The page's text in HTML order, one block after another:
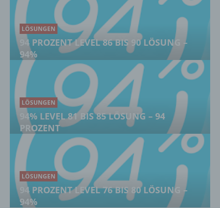
LÖSUNGEN
94 PROZENT LEVEL 86 BIS 90 LÖSUNG –
94%
LÖSUNGEN
94% LEVEL 81 BIS 85 LÖSUNG – 94
PROZENT
LÖSUNGEN
94 PROZENT LEVEL 76 BIS 80 LÖSUNG –
94%